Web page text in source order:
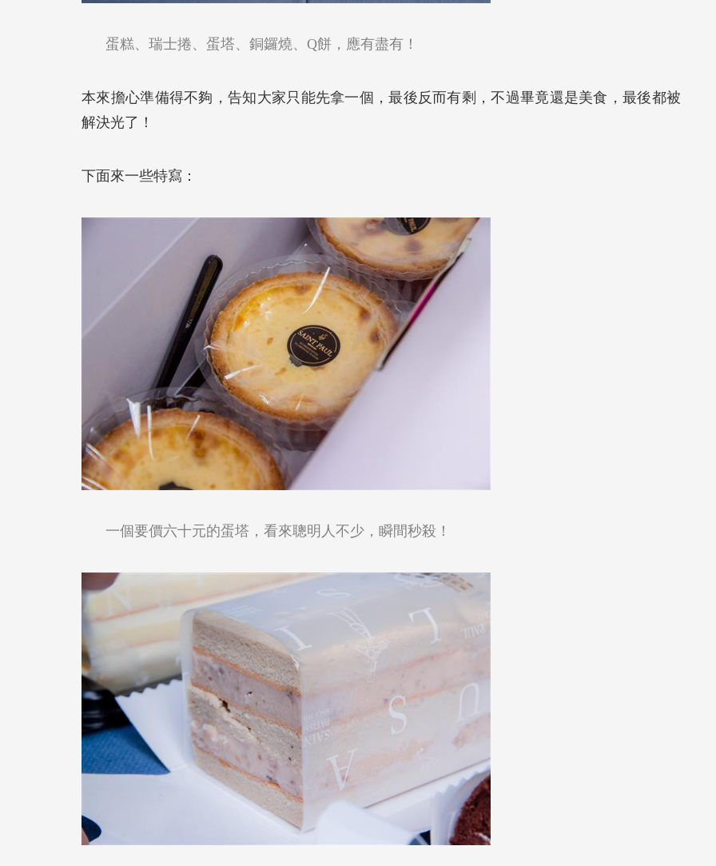
蛋糕、瑞士捲、蛋塔、銅鑼燒、Q餅，應有盡有！
本來擔心準備得不夠，告知大家只能先拿一個，最後反而有剩，不過畢竟還是美食，最後都被
解決光了！
下面來一些特寫：
一個要價六十元的蛋塔，看來聰明人不少，瞬間秒殺！